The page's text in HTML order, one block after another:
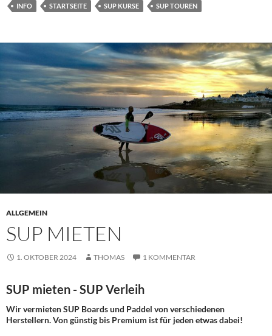
INFO STARTSEITE SUP KURSE SUP TOUREN
ALLGEMEIN
SUP MIETEN
1. OKTOBER 2024 THOMAS 1 KOMMENTAR
SUP mieten - SUP Verleih
Wir vermieten SUP Boards und Paddel von verschiedenen
Herstellern. Von günstig bis Premium ist für jeden etwas dabei!